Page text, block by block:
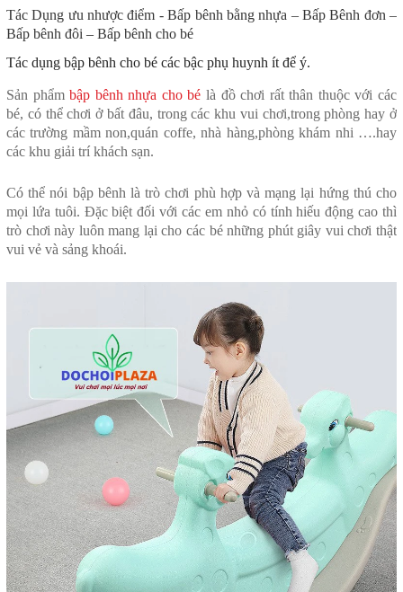
Tác Dụng ưu nhược điểm - Bấp bênh bằng nhựa – Bấp Bênh đơn –
Bấp bênh đôi – Bấp bênh cho bé
Tác dụng bập bênh cho bé các bậc phụ huynh ít để ý.
Sản phẩmbập bênh nhựa cho bé là đồ chơi rất thân thuộc với các
bé, có thể chơi ở bất đâu, trong các khu vui chơi,trong phòng hay ở
các trường mầm non,quán coffe, nhà hàng,phòng khám nhi ….hay
các khu giải trí khách sạn.
Có thể nói bập bênh là trò chơi phù hợp và mạng lại hứng thú cho
mọi lứa tuôi. Đặc biệt đối với các em nhỏ có tính hiếu động cao thì
trò chơi này luôn mang lại cho các bé những phút giây vui chơi thật
vui vẻ và sảng khoái.